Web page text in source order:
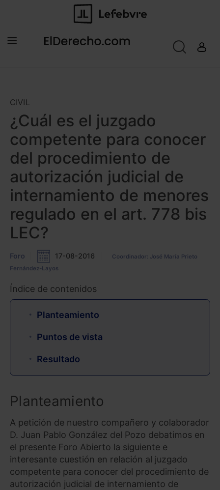
CIVIL
¿Cuál es el juzgado
competente para conocer
del procedimiento de
autorización judicial de
internamiento de menores
regulado en el art. 778 bis
LEC?
Foro 17-08-2016
Coordinador: José María Prieto
Fernández-Layos
Índice de contenidos
Planteamiento
Puntos de vista
Resultado
Planteamiento
A petición de nuestro compañero y colaborador
D. Juan Pablo González del Pozo debatimos en
el presente Foro Abierto la siguiente e
interesante cuestión en relación al juzgado
competente para conocer del procedimiento de
autorización judicial de internamiento de